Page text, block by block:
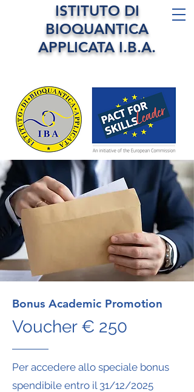
ISTITUTO DI
BIOQUANTICA
APPLICATA I.B.A.
Bonus Academic Promotion
Voucher € 250
Per accedere allo speciale bonus
spendibile entro il 31/12/2025